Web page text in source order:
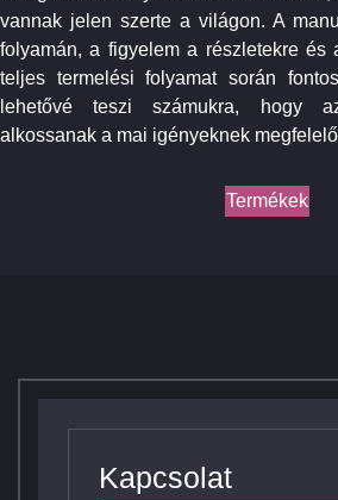
vannak jelen szerte a világon. A
folyamán, a figyelem a részletekre és
teljes termelési folyamat során
lehetővé teszi számukra, hogy
alkossanak a mai igényeknek
Termékek
Kapcsolat